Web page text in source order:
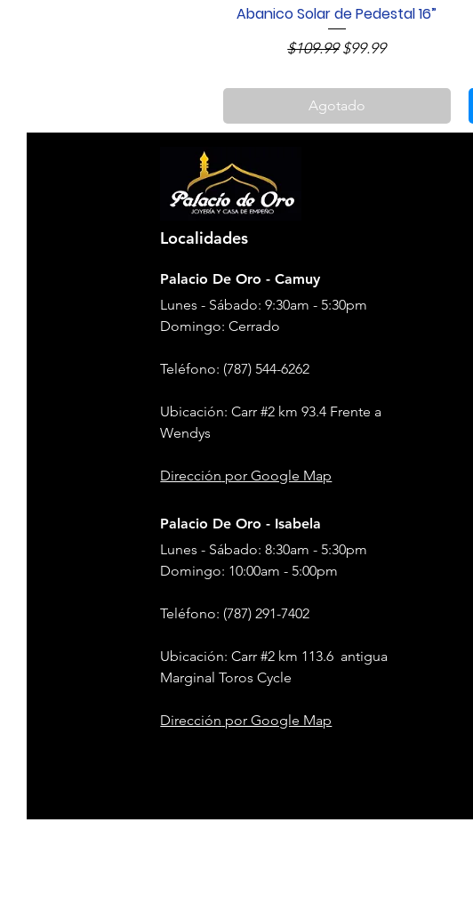
Vista rápida
Abanico Solar de Pedestal 16”
Precio
$109.99 Precio de oferta
$99.99
Agotado
Localidades
Palacio De Oro - Camuy
Lunes - Sábado: 9:30am - 5:30pm
​​Domingo: Cerrado
Teléfono: (787) 544-6262
Ubicación: Carr #2 km 93.4 Frente a
Wendys
Dirección por Google Map
Palacio De Oro - Isabela
Lunes - Sábado: 8:30am - 5:30pm
​​Domingo: 10:00am - 5:00pm
Teléfono: (787) 291-7402
Ubicación: Carr #2 km 113.6 antigua
Marginal Toros Cycle
Dirección por Google Map